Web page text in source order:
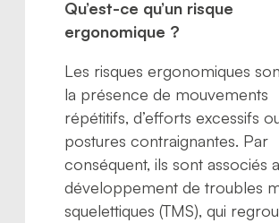
Qu’est-ce qu’un risque
ergonomique ?
Les risques ergonomiques
la présence de mouvements
répétitifs, d’efforts excessifs
postures contraignantes. Par
conséquent, ils sont associés
développement de troubles
squelettiques (TMS), qui